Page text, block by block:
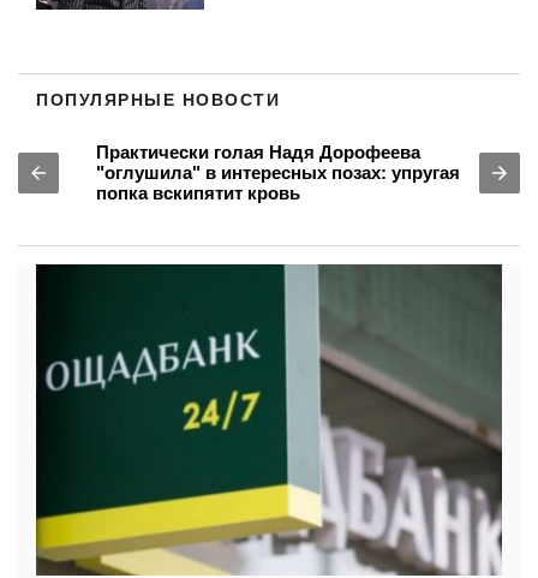
Практически голая Надя Дорофеева
попка вскипятит кровь
"Ощадбанк" начнет обдирать украинцев:
владельцы банковских карт, готовьте деньги